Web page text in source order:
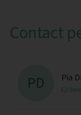
Contact
PD Pia